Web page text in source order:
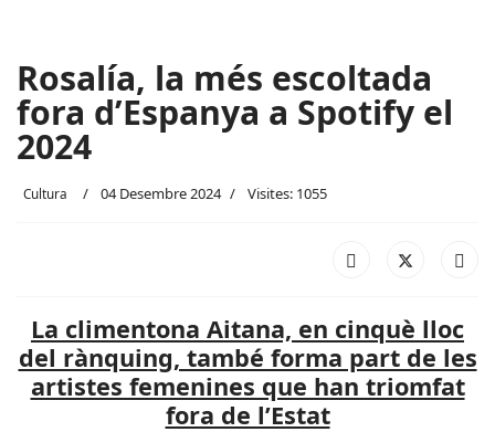
Rosalía, la més escoltada
fora d’Espanya a Spotify el
2024
Cultura 04 Desembre 2024 Visites: 1055
La climentona Aitana, en cinquè lloc
del rànquing, també forma part de les
artistes femenines que han triomfat
fora de l’Estat